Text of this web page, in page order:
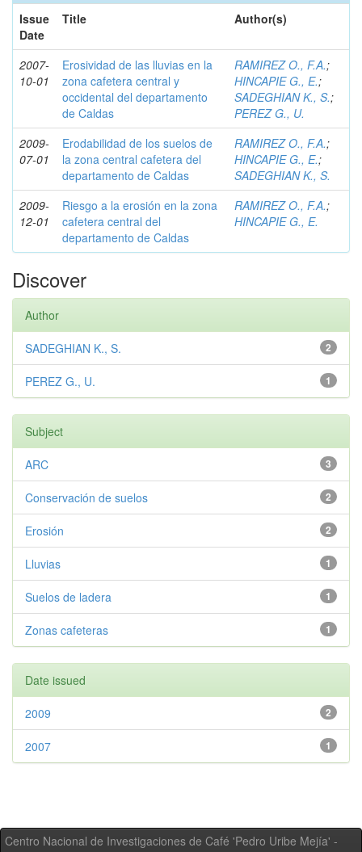
Issue
Date
Title Author(s)
2007-
10-01
Erosividad de las lluvias en la
zona cafetera central y
occidental del departamento
de Caldas
RAMIREZ O., F.A.;
HINCAPIE G., E.;
SADEGHIAN K., S.;
PEREZ G., U.
2009-
07-01
Erodabilidad de los suelos de
la zona central cafetera del
departamento de Caldas
RAMIREZ O., F.A.;
HINCAPIE G., E.;
SADEGHIAN K., S.
2009-
12-01
Riesgo a la erosión en la zona
cafetera central del
departamento de Caldas
RAMIREZ O., F.A.;
HINCAPIE G., E.
Discover
Author
2
SADEGHIAN K., S.
1
PEREZ G., U.
Subject
3
ARC
2
Conservación de suelos
2
Erosión
1
Lluvias
1
Suelos de ladera
1
Zonas cafeteras
Date issued
2
2009
1
2007
Centro Nacional de Investigaciones de Café 'Pedro Uribe Mejía' -